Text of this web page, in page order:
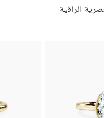
الراقية